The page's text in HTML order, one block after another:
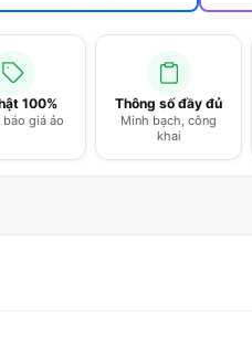
100%
giá ảo
Thông số đầy đủ
Minh bạch, công
khai